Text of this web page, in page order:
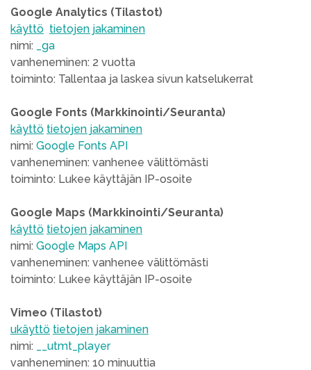
Google Analytics (Tilastot)
käyttö tietojen jakaminen
nimi:
_ga
vanheneminen: 2 vuotta
toiminto: Tallentaa ja laskea sivun katselukerrat
Google Fonts (Markkinointi/Seuranta)
käyttö tietojen jakaminen
nimi: Google Fonts API
vanheneminen: vanhenee välittömästi
toiminto: Lukee käyttäjän IP-osoite
Google Maps (Markkinointi/Seuranta)
käyttö tietojen jakaminen
nimi: Google Maps API
vanheneminen: vanhenee välittömästi
toiminto: Lukee käyttäjän IP-osoite
Vimeo (Tilastot)
ukäyttö tietojen jakaminen
nimi:
__utmt_player
vanheneminen: 10 minuuttia